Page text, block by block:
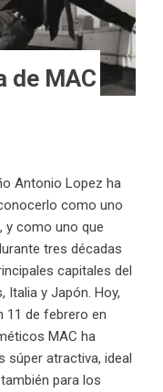
de MAC
Antonio Lopez ha
como uno
y como uno que
tres décadas
capitales del
Italia y Japón. Hoy,
11 de febrero en
MAC ha
súper atractiva, ideal
para los